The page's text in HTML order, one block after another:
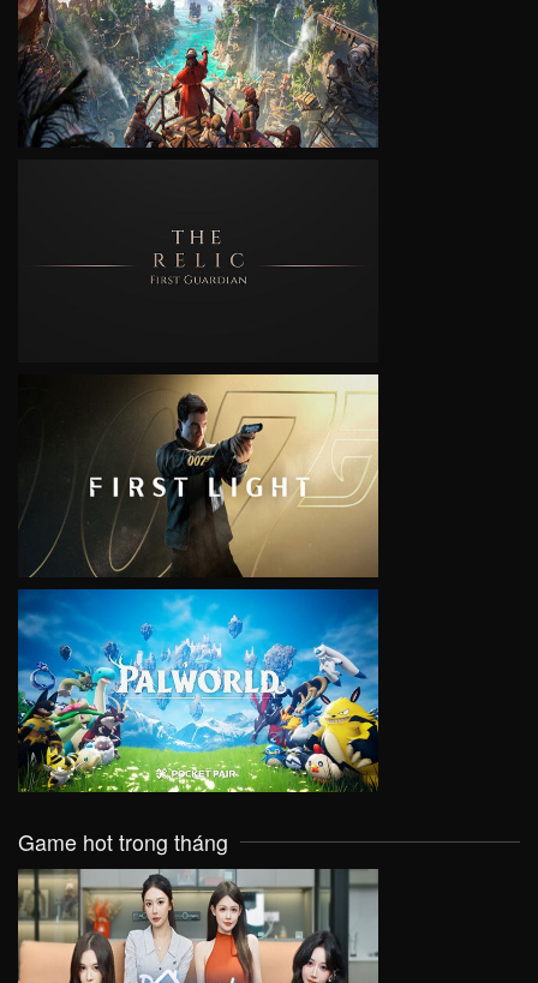
VIEW
VIEW
VIEW
VIEW
Game hot trong tháng
VIEW